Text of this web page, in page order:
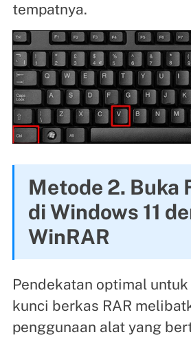
tempatnya.
Metode 2. Buka
di Windows 11
WinRAR
Pendekatan optimal
kunci berkas RAR
penggunaan alat yang